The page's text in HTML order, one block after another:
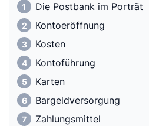
Die Postbank im Porträt
Kontoeröffnung
Kosten
Kontoführung
Karten
Bargeldversorgung
Zahlungsmittel